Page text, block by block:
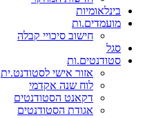
בינלאומיות
מועמדים.ות
חישוב סיכויי קבלה
סגל
סטודנטים.ות
אזור אישי לסטודנט.ית
לוח שנה אקדמי
דקאנט הסטודנטים
אגודת הסטודנטים